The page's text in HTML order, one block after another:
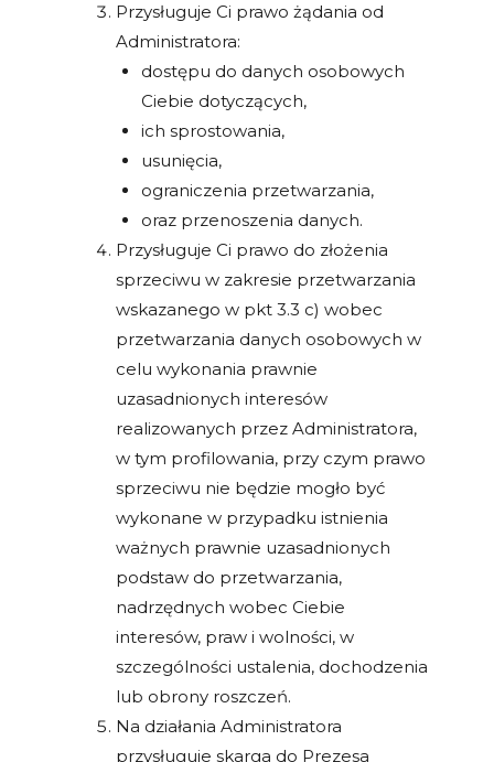
Przysługuje Ci prawo żądania od
Administratora:
dostępu do danych osobowych
Ciebie dotyczących,
ich sprostowania,
usunięcia,
ograniczenia przetwarzania,
oraz przenoszenia danych.
Przysługuje Ci prawo do złożenia
sprzeciwu w zakresie przetwarzania
wskazanego w pkt 3.3 c) wobec
przetwarzania danych osobowych w
celu wykonania prawnie
uzasadnionych interesów
realizowanych przez Administratora,
w tym profilowania, przy czym prawo
sprzeciwu nie będzie mogło być
wykonane w przypadku istnienia
ważnych prawnie uzasadnionych
podstaw do przetwarzania,
nadrzędnych wobec Ciebie
interesów, praw i wolności, w
szczególności ustalenia, dochodzenia
lub obrony roszczeń.
Na działania Administratora
przysługuje skarga do Prezesa